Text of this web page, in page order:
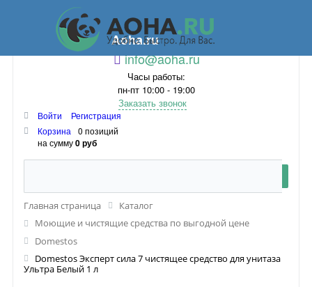
Aoha.ru
info@aoha.ru
Часы работы:
пн-пт 10:00 - 19:00
Заказать звонок
Войти
Регистрация
Корзина
0 позиций
на сумму0 руб
Главная страница
Каталог
Моющие и чистящие средства по выгодной цене
Domestos
Domestos Эксперт сила 7 чистящее средство для унитаза
Ультра Белый 1 л